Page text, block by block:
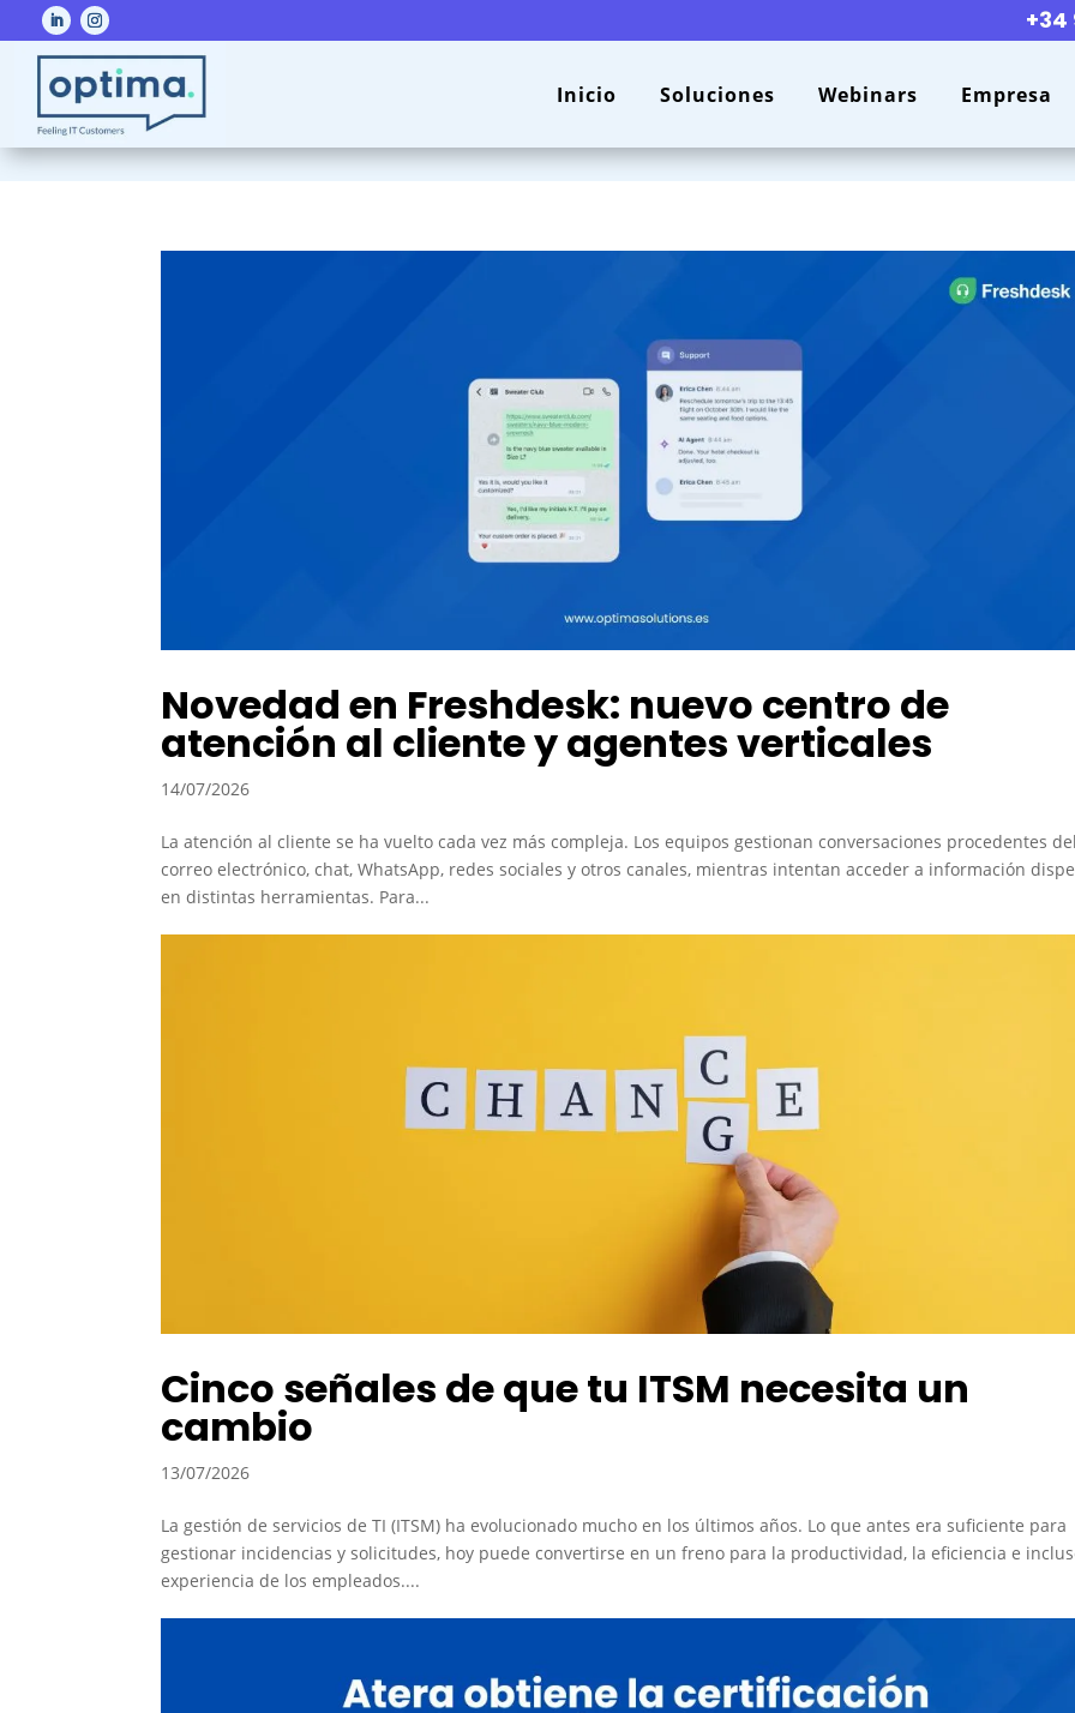
+34
Inicio Soluciones Webinars Empresa
Novedad en Freshdesk: nuevo centro de
atención al cliente y agentes verticales
14/07/2026
La atención al cliente se ha vuelto cada vez más compleja. Los equipos gestionan conversaciones procedentes
correo electrónico, chat, WhatsApp, redes sociales y otros canales, mientras intentan acceder a información
en distintas herramientas. Para...
Cinco señales de que tu ITSM necesita un
cambio
13/07/2026
La gestión de servicios de TI (ITSM) ha evolucionado mucho en los últimos años. Lo que antes era suficiente para
gestionar incidencias y solicitudes, hoy puede convertirse en un freno para la productividad, la eficiencia e
experiencia de los empleados....